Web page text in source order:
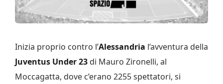
Inizia proprio contro l’Alessandria l’avventura della
Juventus Under 23 di Mauro Zironelli, al
Moccagatta, dove c’erano 2255 spettatori, si